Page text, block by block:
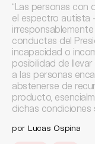
“Las personas con
el espectro autista
conductas del
incapacidad o
posibilidad de
a las personas
abstenerse de
producto,
dichas condiciones
por Lucas Ospina